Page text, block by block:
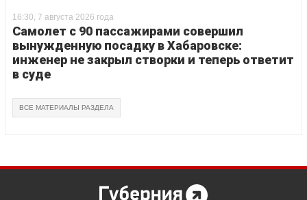
16:30, 7 августа 2026 года
Самолет с 90 пассажирами совершил
вынужденную посадку в Хабаровске:
инженер не закрыл створки и теперь ответит
в суде
ВСЕ МАТЕРИАЛЫ РАЗДЕЛА